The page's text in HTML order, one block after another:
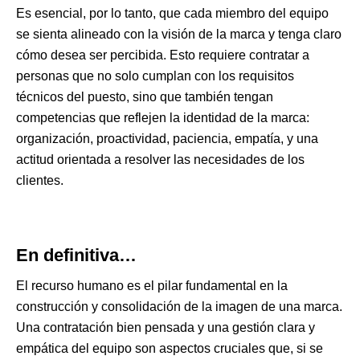
Es esencial, por lo tanto, que cada miembro del equipo
se sienta alineado con la visión de la marca y tenga claro
cómo desea ser percibida. Esto requiere contratar a
personas que no solo cumplan con los requisitos
técnicos del puesto, sino que también tengan
competencias que reflejen la identidad de la marca:
organización, proactividad, paciencia, empatía, y una
actitud orientada a resolver las necesidades de los
clientes.
En definitiva…
El recurso humano es el pilar fundamental en la
construcción y consolidación de la imagen de una marca.
Una contratación bien pensada y una gestión clara y
empática del equipo son aspectos cruciales que, si se